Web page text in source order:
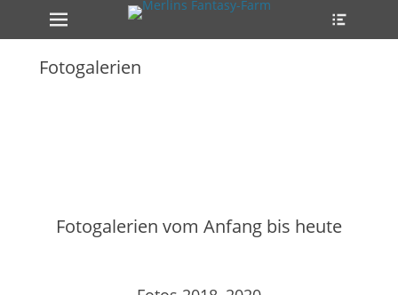
Primäres Menü
Zum
Inhalt
Fotogalerien
Fotogalerien vom Anfang bis heute